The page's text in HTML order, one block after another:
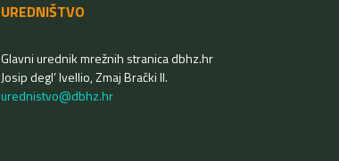
UREDNIŠTVO
Glavni urednik mrežnih stranica dbhz.hr
Josip degl’ Ivellio, Zmaj Brački II.
urednistvo@dbhz.hr